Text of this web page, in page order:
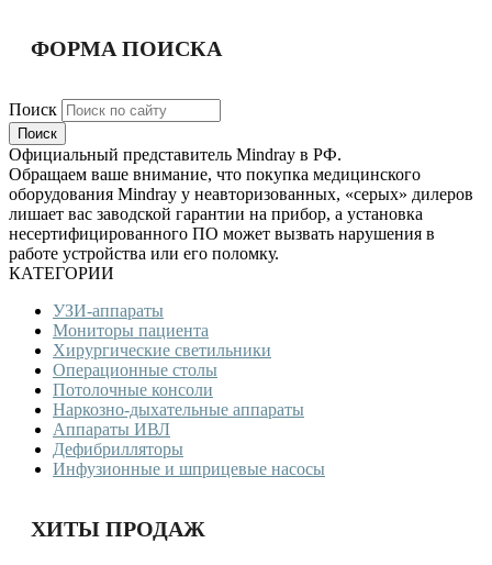
ФОРМА ПОИСКА
Поиск
Официальный представитель Mindray в РФ.
Обращаем ваше внимание, что покупка медицинского
оборудования Mindray у неавторизованных, «серых» дилеров
лишает вас заводской гарантии на прибор, а установка
несертифицированного ПО может вызвать нарушения в
работе устройства или его поломку.
КАТЕГОРИИ
УЗИ-аппараты
Мониторы пациента
Хирургические светильники
Операционные столы
Потолочные консоли
Наркозно-дыхательные аппараты
Аппараты ИВЛ
Дефибрилляторы
Инфузионные и шприцевые насосы
ХИТЫ ПРОДАЖ